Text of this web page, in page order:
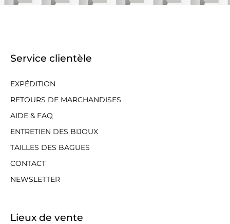
Service clientèle
EXPÉDITION
RETOURS DE MARCHANDISES
AIDE & FAQ
ENTRETIEN DES BIJOUX
TAILLES DES BAGUES
CONTACT
NEWSLETTER
Lieux de vente